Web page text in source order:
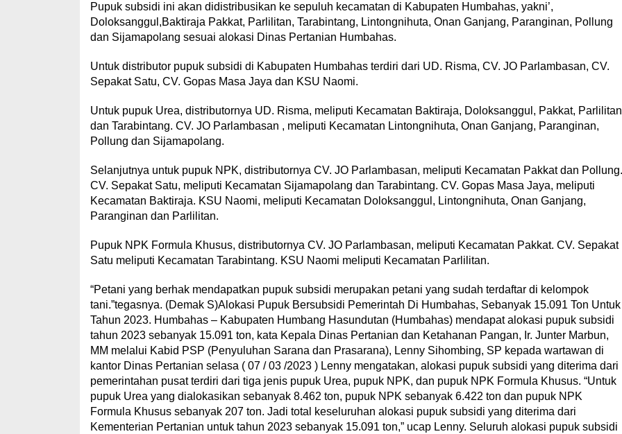
Pupuk subsidi ini akan didistribusikan ke sepuluh kecamatan di Kabupaten Humbahas, yakni’,
Doloksanggul,Baktiraja Pakkat, Parlilitan, Tarabintang, Lintongnihuta, Onan Ganjang, Paranginan, Pollung
dan Sijamapolang sesuai alokasi Dinas Pertanian Humbahas.
Untuk distributor pupuk subsidi di Kabupaten Humbahas terdiri dari UD. Risma, CV. JO Parlambasan, CV.
Sepakat Satu, CV. Gopas Masa Jaya dan KSU Naomi.
Untuk pupuk Urea, distributornya UD. Risma, meliputi Kecamatan Baktiraja, Doloksanggul, Pakkat, Parlilitan
dan Tarabintang. CV. JO Parlambasan , meliputi Kecamatan Lintongnihuta, Onan Ganjang, Paranginan,
Pollung dan Sijamapolang.
Selanjutnya untuk pupuk NPK, distributornya CV. JO Parlambasan, meliputi Kecamatan Pakkat dan Pollung.
CV. Sepakat Satu, meliputi Kecamatan Sijamapolang dan Tarabintang. CV. Gopas Masa Jaya, meliputi
Kecamatan Baktiraja. KSU Naomi, meliputi Kecamatan Doloksanggul, Lintongnihuta, Onan Ganjang,
Paranginan dan Parlilitan.
Pupuk NPK Formula Khusus, distributornya CV. JO Parlambasan, meliputi Kecamatan Pakkat. CV. Sepakat
Satu meliputi Kecamatan Tarabintang. KSU Naomi meliputi Kecamatan Parlilitan.
“Petani yang berhak mendapatkan pupuk subsidi merupakan petani yang sudah terdaftar di kelompok
tani.”tegasnya. (Demak S)Alokasi Pupuk Bersubsidi Pemerintah Di Humbahas, Sebanyak 15.091 Ton Untuk
Tahun 2023. Humbahas – Kabupaten Humbang Hasundutan (Humbahas) mendapat alokasi pupuk subsidi
tahun 2023 sebanyak 15.091 ton, kata Kepala Dinas Pertanian dan Ketahanan Pangan, Ir. Junter Marbun,
MM melalui Kabid PSP (Penyuluhan Sarana dan Prasarana), Lenny Sihombing, SP kepada wartawan di
kantor Dinas Pertanian selasa ( 07 / 03 /2023 ) Lenny mengatakan, alokasi pupuk subsidi yang diterima dari
pemerintahan pusat terdiri dari tiga jenis pupuk Urea, pupuk NPK, dan pupuk NPK Formula Khusus. “Untuk
pupuk Urea yang dialokasikan sebanyak 8.462 ton, pupuk NPK sebanyak 6.422 ton dan pupuk NPK
Formula Khusus sebanyak 207 ton. Jadi total keseluruhan alokasi pupuk subsidi yang diterima dari
Kementerian Pertanian untuk tahun 2023 sebanyak 15.091 ton,” ucap Lenny. Seluruh alokasi pupuk subsidi